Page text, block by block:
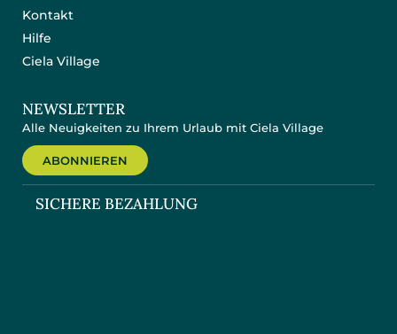
Kontakt
Hilfe
Ciela Village
NEWSLETTER
Alle Neuigkeiten zu Ihrem Urlaub mit Ciela Village
ABONNIEREN
SICHERE BEZAHLUNG